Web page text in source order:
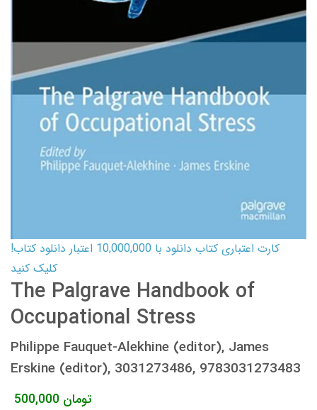
کارت اعتباری کتاب دانلود با 10,000,000 اعتبار دانلود کتاب!
کلیک کنید
The Palgrave Handbook of
Occupational Stress
Philippe Fauquet-Alekhine (editor), James
Erskine (editor), 3031273486, 9783031273483
500,000 تومان